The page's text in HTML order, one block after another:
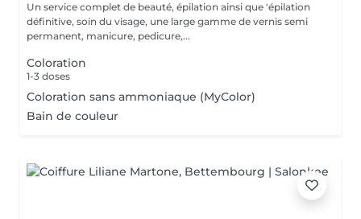
Un service complet de beauté, épilation ainsi que 'épilation
définitive, soin du visage, une large gamme de vernis semi
permanent, manicure, pedicure,...
Coloration
1-3 doses
Coloration sans ammoniaque (MyColor)
Bain de couleur